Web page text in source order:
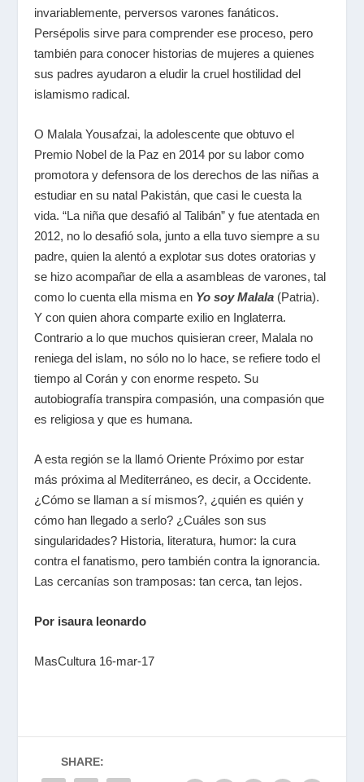
invariablemente, perversos varones fanáticos.
Persépolis sirve para comprender ese proceso, pero
también para conocer historias de mujeres a quienes
sus padres ayudaron a eludir la cruel hostilidad del
islamismo radical.
O Malala Yousafzai, la adolescente que obtuvo el
Premio Nobel de la Paz en 2014 por su labor como
promotora y defensora de los derechos de las niñas a
estudiar en su natal Pakistán, que casi le cuesta la
vida. “La niña que desafió al Talibán” y fue atentada en
2012, no lo desafió sola, junto a ella tuvo siempre a su
padre, quien la alentó a explotar sus dotes oratorias y
se hizo acompañar de ella a asambleas de varones, tal
como lo cuenta ella misma en Yo soy Malala (Patria).
Y con quien ahora comparte exilio en Inglaterra.
Contrario a lo que muchos quisieran creer, Malala no
reniega del islam, no sólo no lo hace, se refiere todo el
tiempo al Corán y con enorme respeto. Su
autobiografía transpira compasión, una compasión que
es religiosa y que es humana.
A esta región se la llamó Oriente Próximo por estar
más próxima al Mediterráneo, es decir, a Occidente.
¿Cómo se llaman a sí mismos?, ¿quién es quién y
cómo han llegado a serlo? ¿Cuáles son sus
singularidades? Historia, literatura, humor: la cura
contra el fanatismo, pero también contra la ignorancia.
Las cercanías son tramposas: tan cerca, tan lejos.
Por isaura leonardo
MasCultura 16-mar-17
SHARE: